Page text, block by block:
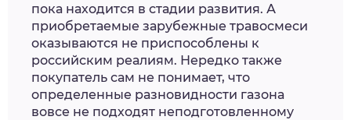
пока находится в стадии развития. А
приобретаемые зарубежные травосмеси
оказываются не приспособлены к
российским реалиям. Нередко также
покупатель сам не понимает, что
определенные разновидности газона
вовсе не подходят неподготовленному